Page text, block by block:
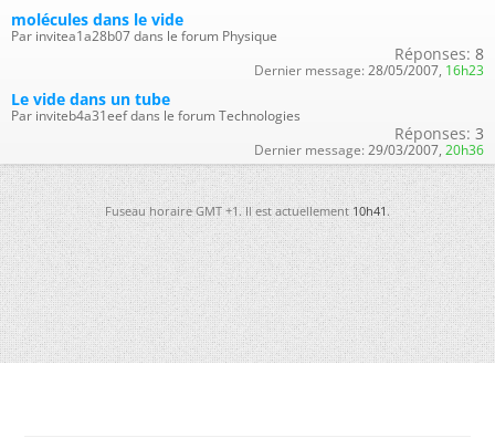
molécules dans le vide
Par invitea1a28b07 dans le forum Physique
Réponses: 8
Dernier message: 28/05/2007, 16h23
Le vide dans un tube
Par inviteb4a31eef dans le forum Technologies
Réponses: 3
Dernier message: 29/03/2007, 20h36
Fuseau horaire GMT +1. Il est actuellement10h41.